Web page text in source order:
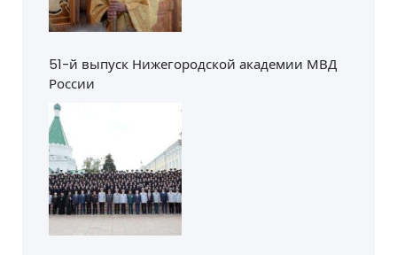
51-й выпуск Нижегородской академии МВД
России